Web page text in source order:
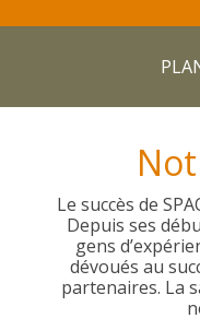
Le succès de
Depuis ses
gens
dévoués au
partenaires. La